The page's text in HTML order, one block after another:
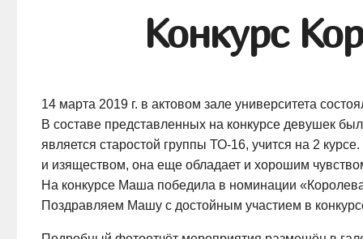
Конкурс
14 марта 2019 г. в актовом зале университета
В составе представленных на конкурсе девушек
является старостой группы ТО-16, учится на 2
и изяществом, она еще обладает и хорошим
На конкурсе Маша победила в номинации
Поздравляем Машу с достойным участием в